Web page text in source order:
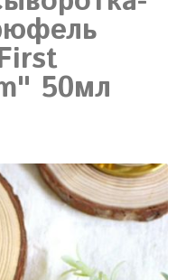
50мл